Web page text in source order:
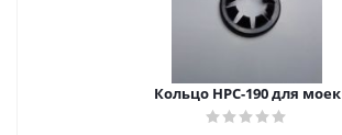
Кольцо HPC-190 для моек